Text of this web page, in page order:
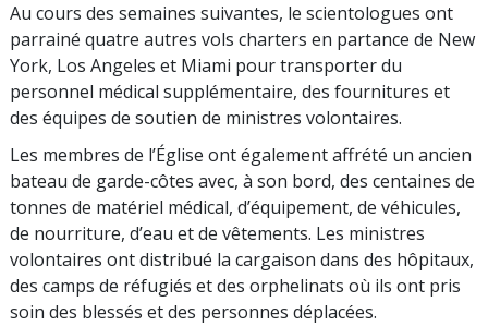
Au cours des semaines suivantes, le scientologues ont
parrainé quatre autres vols charters en partance de New
York, Los Angeles et Miami pour transporter du
personnel médical supplémentaire, des fournitures et
des équipes de soutien de ministres volontaires.
Les membres de l’Église ont également affrété un ancien
bateau de garde-côtes avec, à son bord, des centaines de
tonnes de matériel médical, d’équipement, de véhicules,
de nourriture, d’eau et de vêtements. Les ministres
volontaires ont distribué la cargaison dans des hôpitaux,
des camps de réfugiés et des orphelinats où ils ont pris
soin des blessés et des personnes déplacées.